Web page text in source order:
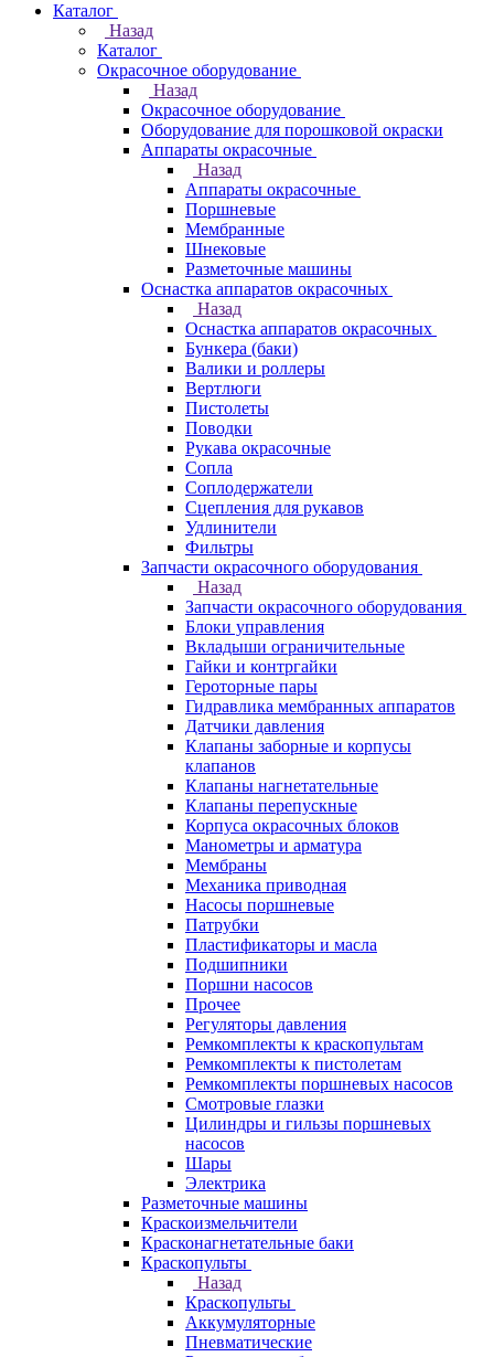
Каталог
Назад
Каталог
Окрасочное оборудование
Назад
Окрасочное оборудование
Оборудование для порошковой окраски
Аппараты окрасочные
Назад
Аппараты окрасочные
Поршневые
Мембранные
Шнековые
Разметочные машины
Оснастка аппаратов окрасочных
Назад
Оснастка аппаратов окрасочных
Бункера (баки)
Валики и роллеры
Вертлюги
Пистолеты
Поводки
Рукава окрасочные
Сопла
Соплодержатели
Сцепления для рукавов
Удлинители
Фильтры
Запчасти окрасочного оборудования
Назад
Запчасти окрасочного оборудования
Блоки управления
Вкладыши ограничительные
Гайки и контргайки
Героторные пары
Гидравлика мембранных аппаратов
Датчики давления
Клапаны заборные и корпусы
клапанов
Клапаны нагнетательные
Клапаны перепускные
Корпуса окрасочных блоков
Манометры и арматура
Мембраны
Механика приводная
Насосы поршневые
Патрубки
Пластификаторы и масла
Подшипники
Поршни насосов
Прочее
Регуляторы давления
Ремкомплекты к краскопультам
Ремкомплекты к пистолетам
Ремкомплекты поршневых насосов
Смотровые глазки
Цилиндры и гильзы поршневых
насосов
Шары
Электрика
Разметочные машины
Краскоизмельчители
Красконагнетательные баки
Краскопульты
Назад
Краскопульты
Аккумуляторные
Пневматические